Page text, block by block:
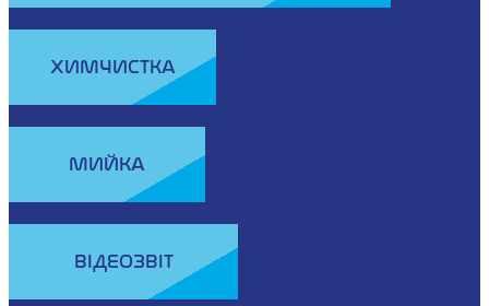
ХИМЧИСТКА
МИЙКА
ВІДЕОЗВІТ